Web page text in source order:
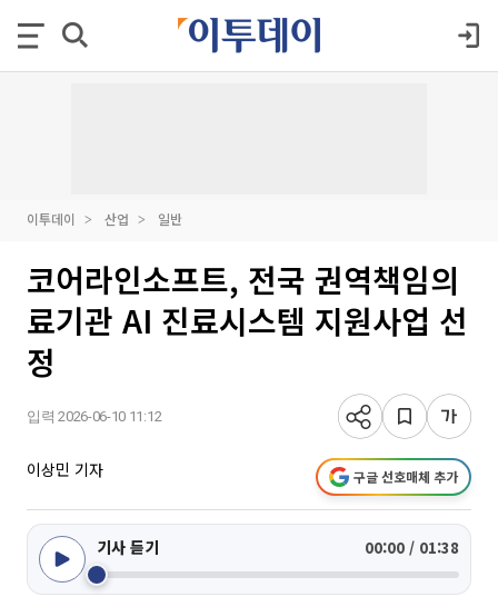
이투데이 산업 일반
코어라인소프트, 전국 권역책임의
료기관 AI 진료시스템 지원사업 선
정
입력 2026-06-10 11:12
이상민 기자 구글 선호매체 추가
기사 듣기 00:00 / 01:38